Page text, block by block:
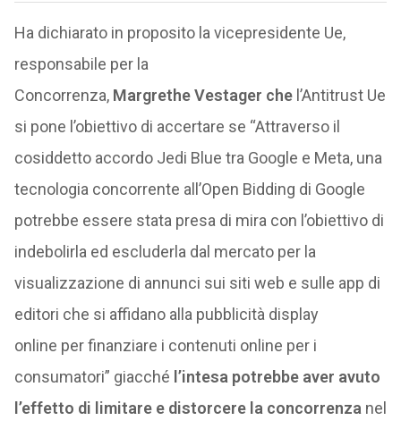
Ha dichiarato in proposito la vicepresidente Ue,
responsabile per la
Concorrenza,Margrethe Vestager che l’Antitrust Ue
si pone l’obiettivo di accertare se “Attraverso il
cosiddetto accordo Jedi Blue tra Google e Meta, una
tecnologia concorrente all’Open Bidding di Google
potrebbe essere stata presa di mira con l’obiettivo di
indebolirla ed escluderla dal mercato per la
visualizzazione di annunci sui siti web e sulle app di
editori che si affidano alla pubblicità display
online per finanziare i contenuti online per i
consumatori” giacché l’intesa potrebbe aver avuto
l’effetto di limitare e distorcere la concorrenza nel